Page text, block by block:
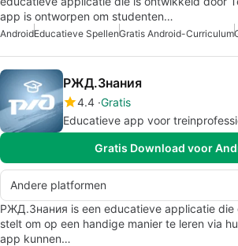
app is ontworpen om studenten…
AndroidEducatieve SpellenGratis Android-Curriculum
РЖД.Знания
4.4 Gratis
Educatieve app voor
Gratis Download voor
Andere platformen
РЖД.Знания is een educatieve applicatie die
stelt om op een handige manier te leren via
app kunnen…